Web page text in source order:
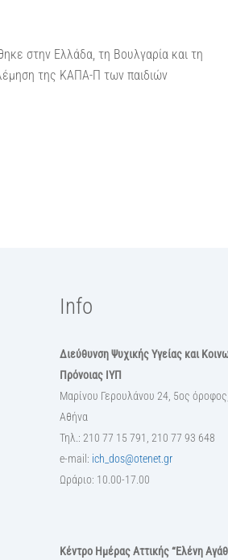
στην Ελλάδα, τη Βουλγαρία και τη
της ΚΑΠΑ-Π των παιδιών
Info
Διεύθυνση Ψυχικής Υγείας και
Πρόνοιας ΙΥΠ
Μαρίνου Γερουλάνου 24, 5ος
Αθήνα
Τηλ.: 210 77 15 791, 210 77 93 648
e-mail: ich_dos@otenet.gr
Ωράριο: 10.00-17.00
Κέντρο Ημέρας Αττικής “Ελένη